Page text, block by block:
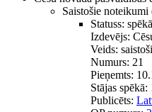
Saistošie noteikumi
Statuss:
Izdevējs:
Veids:
Numurs: 21
Pieņemts:
Stājas spēkā:
Publicēts: